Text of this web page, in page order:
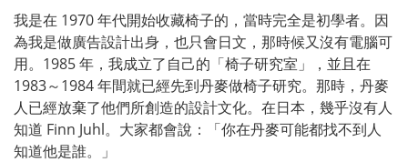
我是在 1970 年代開始收藏椅子的，當時完全是初學者。因
為我是做廣告設計出身，也只會日文，那時候又沒有電腦可
用。1985 年，我成立了自己的「椅子研究室」，並且在
1983～1984 年間就已經先到丹麥做椅子研究。那時，丹麥
人已經放棄了他們所創造的設計文化。在日本，幾乎沒有人
知道 Finn Juhl。大家都會說：「你在丹麥可能都找不到人
知道他是誰。」